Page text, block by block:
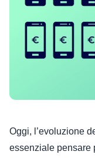
Oggi, l’evoluzione
essenziale pensare